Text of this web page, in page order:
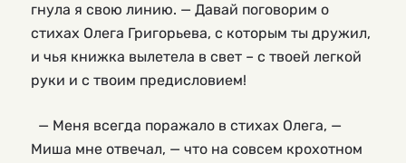
гнула я свою линию. — Давай поговорим о
стихах Олега Григорьева, с которым ты дружил,
и чья книжка вылетела в свет – с твоей легкой
руки и с твоим предисловием!
— Меня всегда поражало в стихах Олега, —
Миша мне отвечал, — что на совсем крохотном